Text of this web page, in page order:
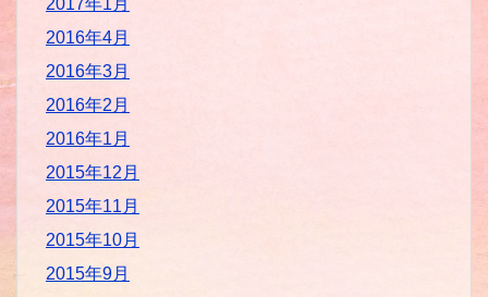
2017年1月
2016年4月
2016年3月
2016年2月
2016年1月
2015年12月
2015年11月
2015年10月
2015年9月